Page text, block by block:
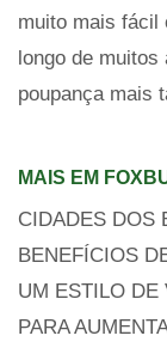
muito mais fácil
longo de
poupança mais
MAIS EM
CIDADES DOS
BENEFÍCIOS
UM ESTILO DE
PARA